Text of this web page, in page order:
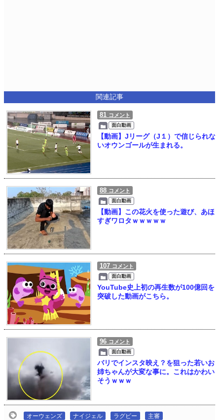
関連記事
81 コメント
面白動画
【動画】Jリーグ（J１）で信じられな
いオウンゴールが生まれる。
88 コメント
面白動画
【動画】この花火を使った遊び、あほ
すぎワロタｗｗｗｗｗ
107 コメント
面白動画
YouTube史上初の再生数が100億回を
突破した動画がこちら。
96 コメント
面白動画
バリでインスタ映え？を狙った若いお
姉ちゃんが大変な事に。これはかわい
そうｗｗｗ
オーウェンズ ナイジェル ラグビー 主審